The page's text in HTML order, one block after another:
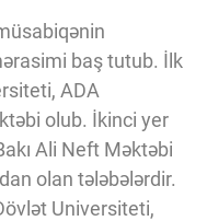
baş tutub. İlk
ADA
olub. İkinci yer
Ali Neft Məktəbi
olan tələbələrdir.
Universiteti,